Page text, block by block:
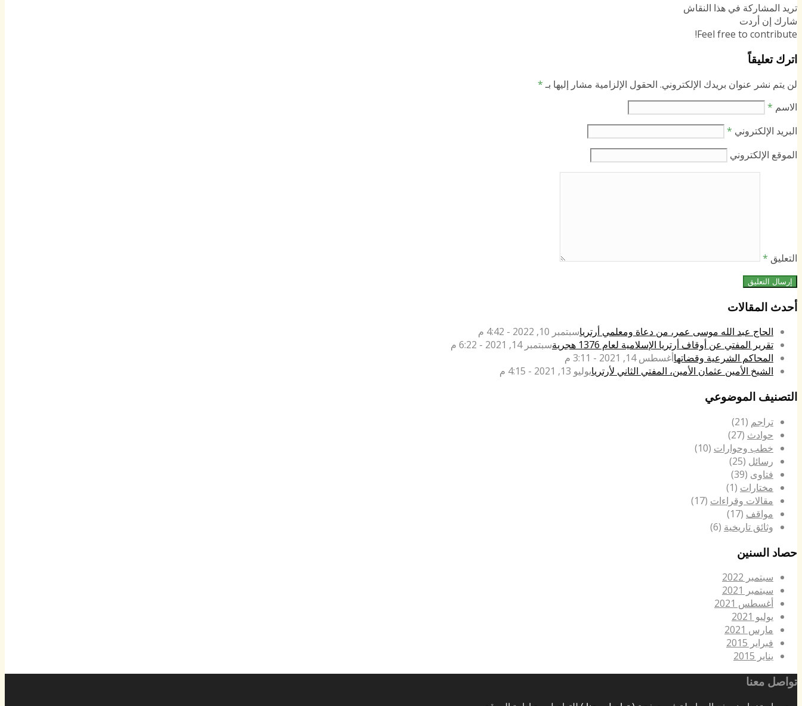
تريد المشاركة في هذا النقاش
شارك إن أردت
Feel free to contribute!
اترك تعليقاً
لن يتم نشر عنوان بريدك الإلكتروني. الحقول الإلزامية مشار إليها بـ*
الاسم *
البريد الإلكتروني *
الموقع الإلكتروني
التعليق *
أحدث المقالات
الحاج عبد الله موسى عمر، من دعاة ومعلمي أرترياسبتمبر 10, 2022 - 4:42 م
تقرير المفتي عن أوقاف أرتريا الإسلامية لعام 1376 هجرية
سبتمبر 14, 2021 - 6:22 م
المحاكم الشرعية وقضاتهاأغسطس 14, 2021 - 3:11 م
الشيخ الأمين عثمان الأمين، المفتي الثاني لأرتريايوليو 13, 2021 - 4:15 م
التصنيف الموضوعي
تراجم (21)
حوادث (27)
خطب وحوارات (10)
رسائل (25)
فتاوى (39)
مختارات (1)
مقالات وقراءات (17)
مواقف (17)
وثائق تاريخية (6)
حصاد السنين
سبتمبر 2022
سبتمبر 2021
أغسطس 2021
يوليو 2021
مارس 2021
فبراير 2015
يناير 2015
تواصل معنا